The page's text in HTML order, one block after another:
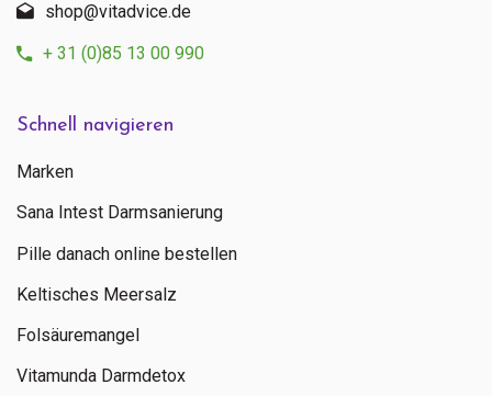
Schnell navigieren
Marken
Sana Intest Darmsanierung
Pille danach online bestellen
Keltisches Meersalz
Folsäuremangel
Vitamunda Darmdetox
shop@vitadvice.de
+ 31 (0)85 13 00 990